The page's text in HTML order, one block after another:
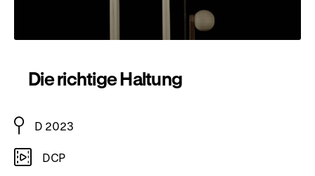
Die richtige Haltung
D 2023
DCP